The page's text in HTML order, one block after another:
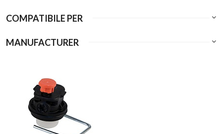
COMPATIBILE PER
MANUFACTURER